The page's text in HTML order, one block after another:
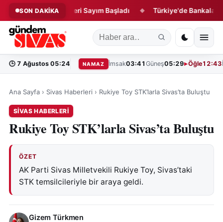
SON DAKİKA
Projede Geri Sayım Başladı ◆ Türkiye'de Bankalara
🕒 7 Ağustos 05:24 NAMAZ İmsak03:41 Güneş05:29 Öğle12:43
Ana Sayfa › Sivas Haberleri › Rukiye Toy STK’larla Sivas’ta Buluştu
SIVAS HABERLERI
Rukiye Toy STK’larla Sivas’ta Buluştu
ÖZET
AK Parti Sivas Milletvekili Rukiye Toy, Sivas’taki
STK temsilcileriyle bir araya geldi.
Gizem Türkmen